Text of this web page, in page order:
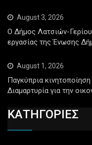
August 3, 2026
Ο Δήμος Λατσιών-
εργασίας της Ένωσης
August 1, 2026
Παγκύπρια
Διαμαρτυρία για την
ΚΑΤΗΓΟΡΙΕΣ